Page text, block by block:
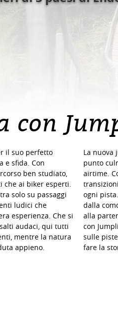
con
il suo perfetto
e sfida. Con
ben studiato,
che ai biker esperti.
solo su passaggi
ludici che
esperienza. Che si
audaci, qui tutti
mentre la natura
appieno.
La nuova
punto
airtime.
ogni
dalla
alla
con
sulle
fare la